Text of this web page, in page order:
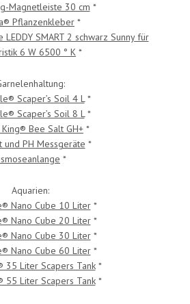
Magnetleiste 30 cm *
Pflanzenkleber *
SMART 2 schwarz Sunny für
6 W 6500 ° K *
Scaper’s Soil 4 L*
Scaper’s Soil 8 L*
Bee Salt GH+ *
und PH Messgeräte *
*
Aquarien:
Nano Cube 10 Liter*
Nano Cube 20 Liter*
Nano Cube 30 Liter*
Nano Cube 60 Liter*
35 Liter Scapers Tank*
55 Liter Scapers Tank*